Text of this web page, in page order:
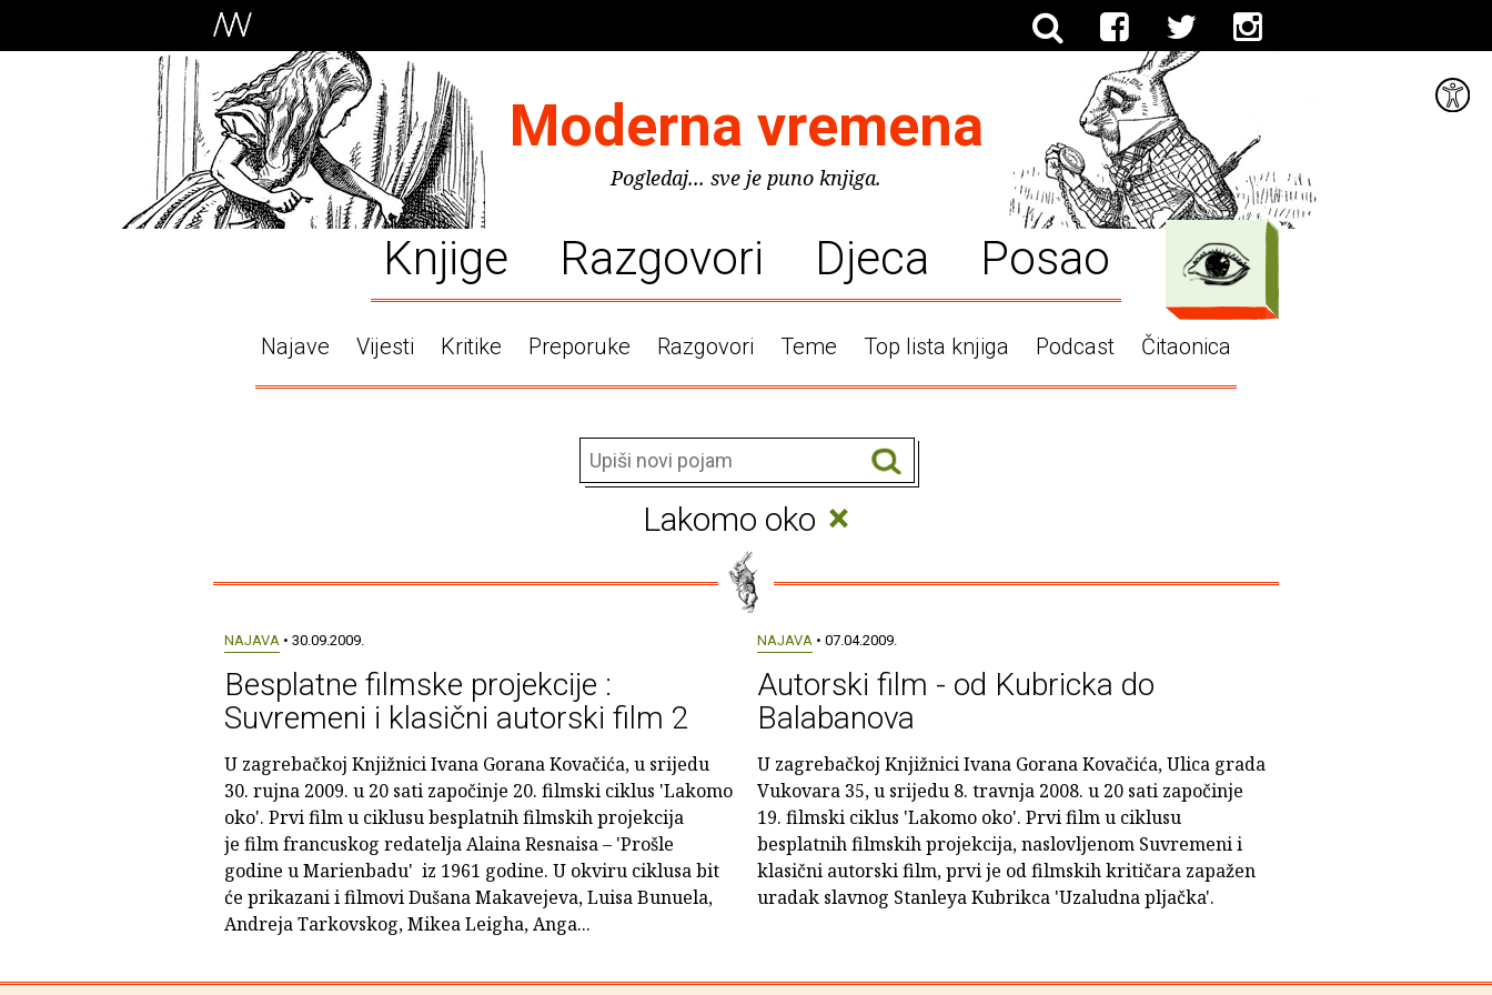
Moderna vremena
Pogledaj... sve je puno knjiga.
Knjige Razgovori Djeca Posao
Najave Vijesti Kritike Preporuke Razgovori Teme Top lista knjiga Podcast Čitaonica
Lakomo oko ×
NAJAVA• 30.09.2009.
Besplatne filmske projekcije :
Suvremeni i klasični autorski film 2
U zagrebačkoj Knjižnici Ivana Gorana Kovačića, u srijedu
30. rujna 2009. u 20 sati započinje 20. filmski ciklus 'Lakomo
oko'. Prvi film u ciklusu besplatnih filmskih projekcija
je film francuskog redatelja Alaina Resnaisa – 'Prošle
godine u Marienbadu' iz 1961 godine. U okviru ciklusa bit
će prikazani i filmovi Dušana Makavejeva, Luisa Bunuela,
Andreja Tarkovskog, Mikea Leigha, Anga...
NAJAVA• 07.04.2009.
Autorski film - od Kubricka do
Balabanova
U zagrebačkoj Knjižnici Ivana Gorana Kovačića, Ulica grada
Vukovara 35, u srijedu 8. travnja 2008. u 20 sati započinje
19. filmski ciklus 'Lakomo oko'. Prvi film u ciklusu
besplatnih filmskih projekcija, naslovljenom Suvremeni i
klasični autorski film, prvi je od filmskih kritičara zapažen
uradak slavnog Stanleya Kubrikca 'Uzaludna pljačka'.